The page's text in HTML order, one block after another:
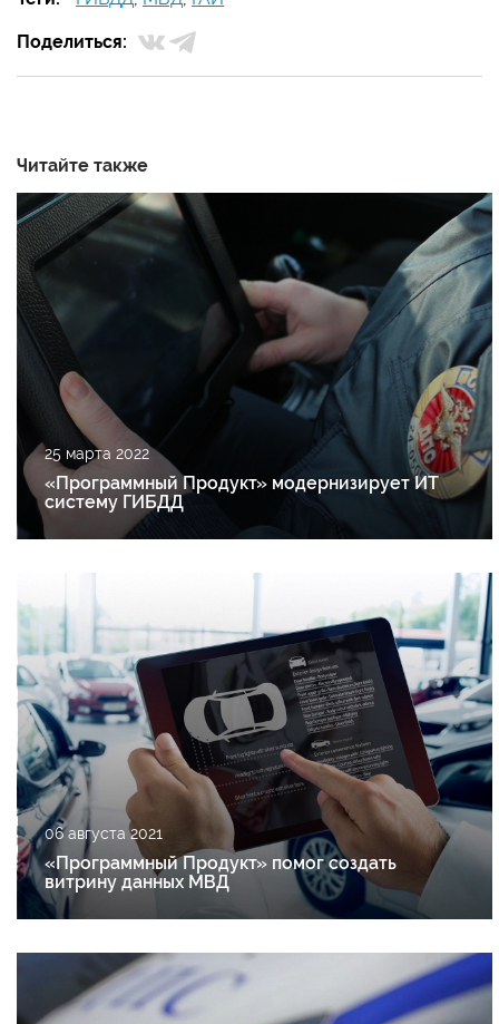
Поделиться:
Читайте также
25 марта 2022
«Программный Продукт» модернизирует ИТ
систему ГИБДД
06 августа 2021
«Программный Продукт» помог создать
витрину данных МВД